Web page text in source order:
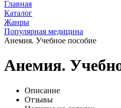
Главная
Каталог
Жанры
Популярная медицина
Анемия. Учебное пособие
Анемия.
Описание
Отзывы